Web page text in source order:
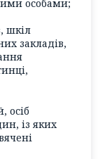
особами;
шкіл
закладів,
осіб
із яких